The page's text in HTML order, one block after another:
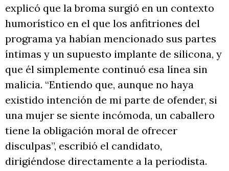
explicó que la broma surgió en un contexto
humorístico en el que los anfitriones del
programa ya habían mencionado sus partes
íntimas y un supuesto implante de silicona, y
que él simplemente continuó esa línea sin
malicia. “Entiendo que, aunque no haya
existido intención de mi parte de ofender, si
una mujer se siente incómoda, un caballero
tiene la obligación moral de ofrecer
disculpas”, escribió el candidato,
dirigiéndose directamente a la periodista.